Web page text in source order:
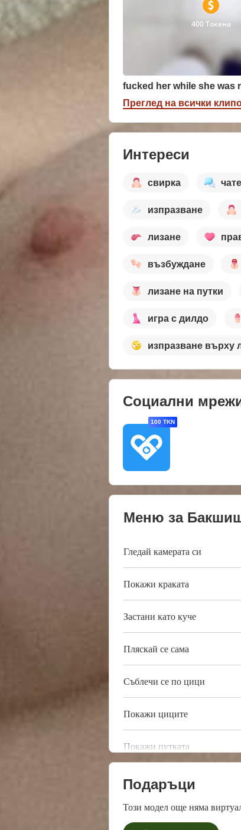
400 Токена
Преглед на всички
Интереси
свирка
изпразване
лизане
възбуждане
лизане на путки
игра с дилдо
изпразване върху
Социални
100 TKN
Меню за
Гледай камерата си
Покажи краката
Застани като куче
Пляскай се сама
Съблечи се по цици
Покажи циците
Покажи путката
Подаръци
Този модел още няма